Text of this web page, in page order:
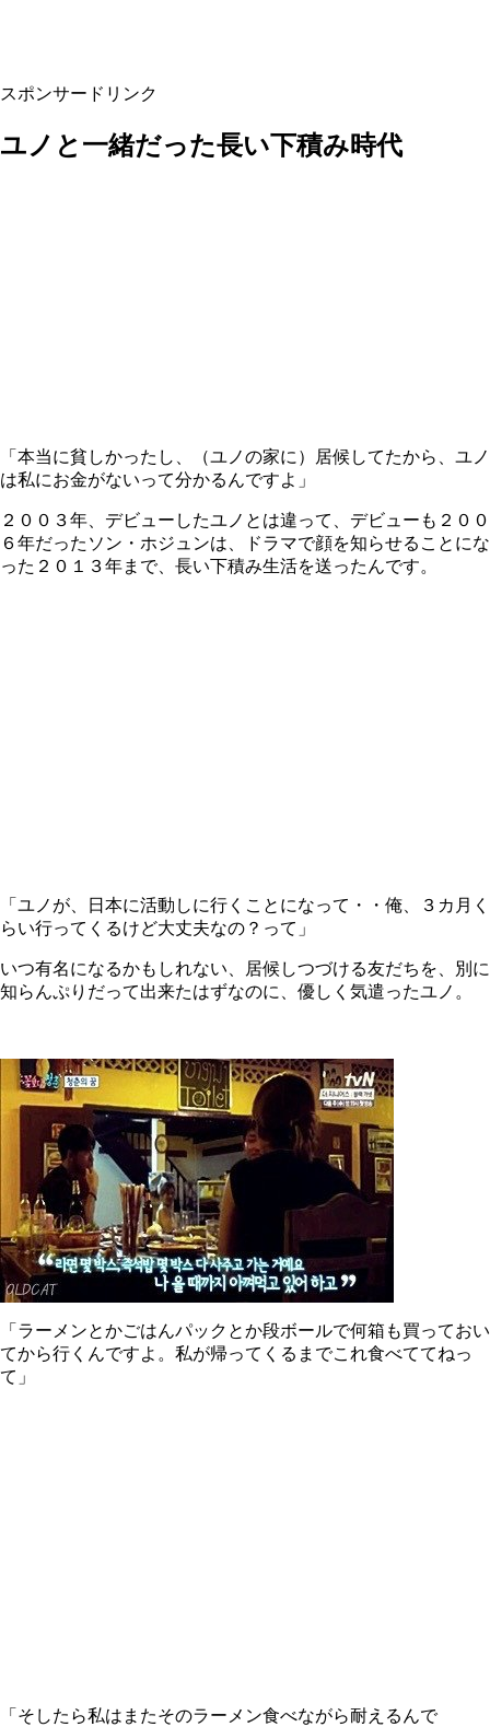
スポンサードリンク
ユノと一緒だった長い下積み時代
「本当に貧しかったし、（ユノの家に）居候してたから、ユノ
は私にお金がないって分かるんですよ」
２００３年、デビューしたユノとは違って、デビューも２００
６年だったソン・ホジュンは、ドラマで顔を知らせることにな
った２０１３年まで、長い下積み生活を送ったんです。
「ユノが、日本に活動しに行くことになって・・俺、３カ月く
らい行ってくるけど大丈夫なの？って」
いつ有名になるかもしれない、居候しつづける友だちを、別に
知らんぷりだって出来たはずなのに、優しく気遣ったユノ。
「ラーメンとかごはんパックとか段ボールで何箱も買っておい
てから行くんですよ。私が帰ってくるまでこれ食べててねっ
て」
「そしたら私はまたそのラーメン食べながら耐えるんで